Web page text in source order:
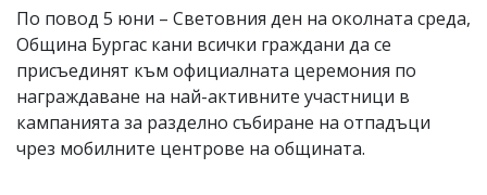
По повод 5 юни – Световния ден на околната среда,
Община Бургас кани всички граждани да се
присъединят към официалната церемония по
награждаване на най-активните участници в
кампанията за разделно събиране на отпадъци
чрез мобилните центрове на общината.